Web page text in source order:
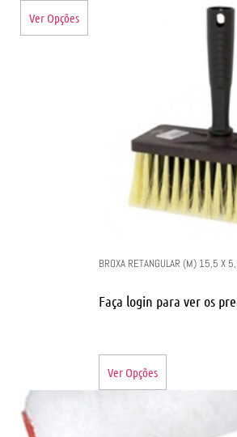
Ver Opções
BROXA RETANGULAR (M) 15,5 X
Faça login para ver os
Ver Opções